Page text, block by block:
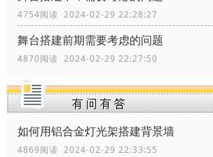
4754阅读 2024-02-29 22:28:27
舞台搭建前期需要考虑的问题
4870阅读 2024-02-29 22:27:50
如何用铝合金灯光架搭建背景墙
4869阅读 2024-02-29 22:33:55